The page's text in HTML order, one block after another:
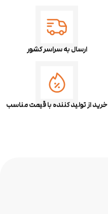
ارسال به سراسر کشور
خرید از تولید کننده با قیمت مناسب